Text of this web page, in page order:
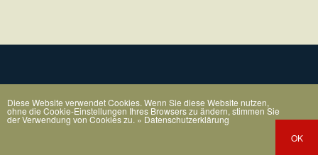
Diese Website verwendet Cookies. Wenn Sie diese Website nutzen,
ohne die Cookie-Einstellungen Ihres Browsers zu ändern, stimmen Sie
der Verwendung von Cookies zu. » Datenschutzerklärung
OK